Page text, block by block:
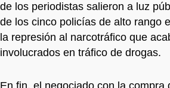
de los periodistas salieron a luz
de los cinco policías de alto rango
la represión al narcotráfico que
involucrados en tráfico de drogas.
En fin, el negociado con la compra